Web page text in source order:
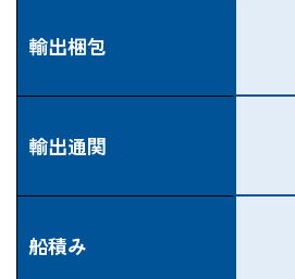
輸出梱包
輸出通関
船積み